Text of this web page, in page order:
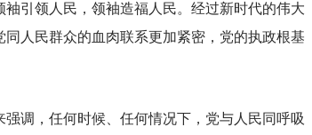
引领人民，领袖造福人民。经过新时代的伟大
人民群众的血肉联系更加紧密，党的执政根基
调，任何时候、任何情况下，党与人民同呼吸